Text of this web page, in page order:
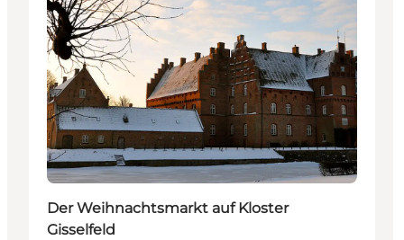
Der Weihnachtsmarkt auf Kloster
Gisselfeld